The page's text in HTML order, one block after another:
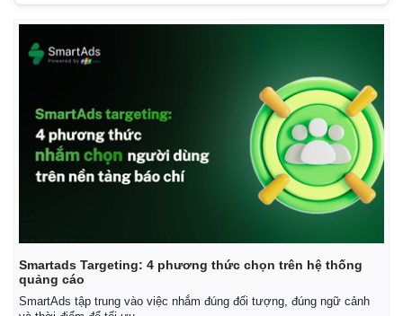
Smartads Targeting: 4 phương thức chọn trên hệ thống
quảng cáo
SmartAds tập trung vào việc nhắm đúng đối tượng, đúng ngữ cảnh